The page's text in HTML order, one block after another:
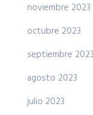
noviembre 2023
octubre 2023
septiembre 2023
agosto 2023
julio 2023